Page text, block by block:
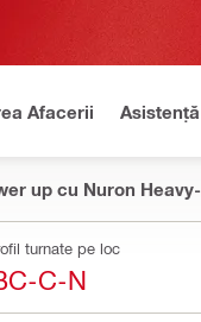
Afacerii
up cu Nuron
turnate pe loc
C-N